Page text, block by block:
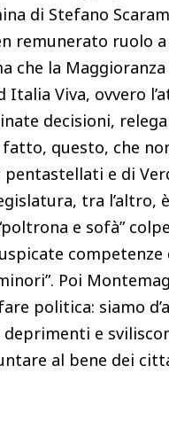
di Stefano
remunerato ruolo
che la
Viva, ovvero
decisioni,
questo, che
e di
tra l’altro,
e sofà”
Poi
politica: siamo
e
al bene dei